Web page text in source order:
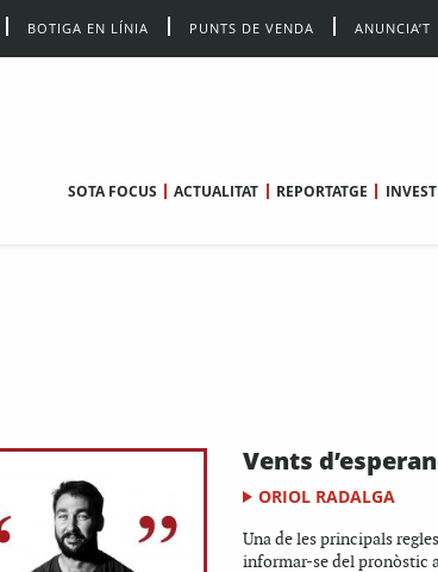
BOTIGA EN LÍNIA PUNTS DE VENDA ANUNCIA’T
SOTA FOCUS ACTUALITAT REPORTATGE
Vents
ORIOL RADALGA
Una de les principals
informar-se del pronòstic